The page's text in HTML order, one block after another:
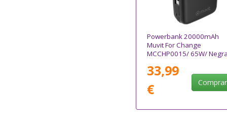
Powerbank 20000mAh
Muvit For Change
MCCHP0015/ 65W/
33,99
€
Comprar